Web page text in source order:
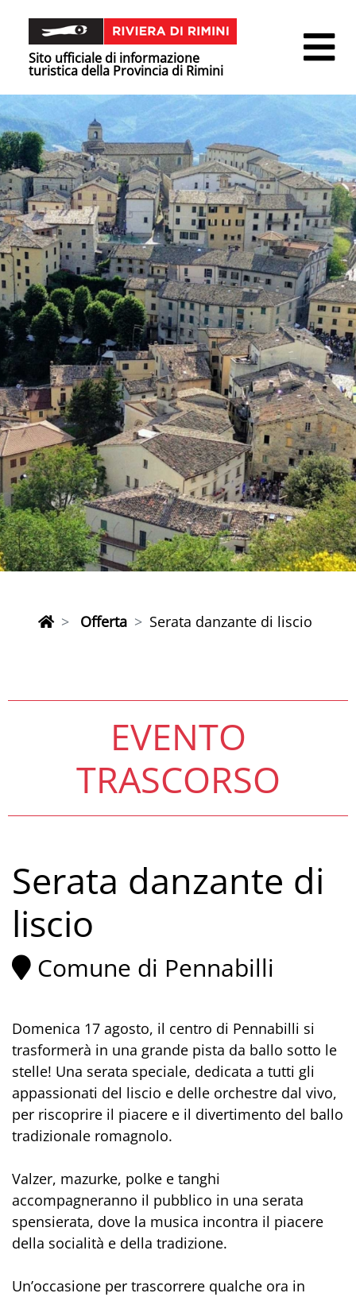
Sito ufficiale di informazione
turistica della Provincia di Rimini
Offerta Serata danzante di liscio
EVENTO
TRASCORSO
Serata danzante di
liscio
Comune di Pennabilli
Domenica 17 agosto, il centro di Pennabilli si
trasformerà in una grande pista da ballo sotto le
stelle! Una serata speciale, dedicata a tutti gli
appassionati del liscio e delle orchestre dal vivo,
per riscoprire il piacere e il divertimento del ballo
tradizionale romagnolo.
Valzer, mazurke, polke e tanghi
accompagneranno il pubblico in una serata
spensierata, dove la musica incontra il piacere
della socialità e della tradizione.
Un’occasione per trascorrere qualche ora in